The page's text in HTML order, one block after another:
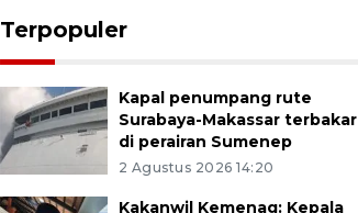
Terpopuler
Kapal penumpang rute
Surabaya-Makassar terbakar
di perairan Sumenep
2 Agustus 2026 14:20
Kakanwil Kemenag: Kepala